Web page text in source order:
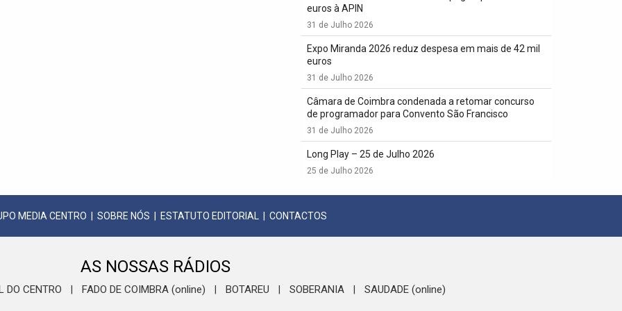
euros à APIN
31 de Julho 2026
Expo Miranda 2026 reduz despesa em mais de 42 mil
euros
31 de Julho 2026
Câmara de Coimbra condenada a retomar concurso
de programador para Convento São Francisco
31 de Julho 2026
Long Play – 25 de Julho 2026
25 de Julho 2026
MEDIA CENTRO SOBRE NÓS ESTATUTO EDITORIAL CONTACTOS
AS NOSSAS RÁDIOS
DO CENTRO FADO DE COIMBRA (online) BOTAREU SOBERANIA SAUDADE (online)